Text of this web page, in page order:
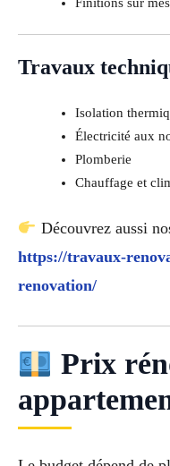
Finitions sur
Travaux
Isolation
Électricité aux
Plomberie
Chauffage et
Découvrez aussi
https://travaux-
renovation/
Prix